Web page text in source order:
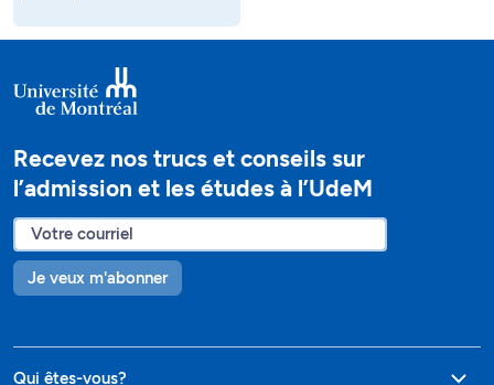
Recevez nos trucs et conseils sur
l’admission et les études à l’UdeM
Je veux m'abonner
Qui êtes-vous?